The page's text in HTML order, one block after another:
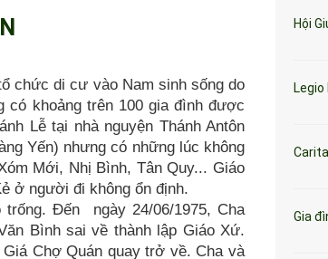
chức di cư vào Nam sinh sống do
có khoảng trên 100 gia đình được
Lễ tại nhà nguyện Thánh Antôn
Yến) nhưng có những lúc không
Mới, Nhị Bình, Tân Quy... Giáo
ở người đi không ổn định.
Đến ngày 24/06/1975, Cha
Bình sai về thành lập Giáo Xứ.
Chợ Quán quay trở về. Cha và
Hội
Gia